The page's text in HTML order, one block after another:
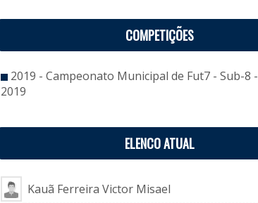
COMPETIÇÕES
2019 - Campeonato Municipal de Fut7 - Sub-8 -
2019
ELENCO ATUAL
Kauã Ferreira Victor Misael